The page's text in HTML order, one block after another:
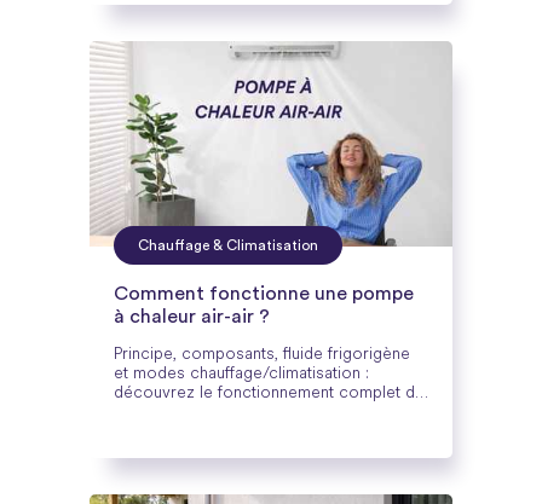
Chauffage & Climatisation
Comment fonctionne une pompe
à chaleur air-air ?
Principe, composants, fluide frigorigène
et modes chauffage/climatisation :
découvrez le fonctionnement complet de